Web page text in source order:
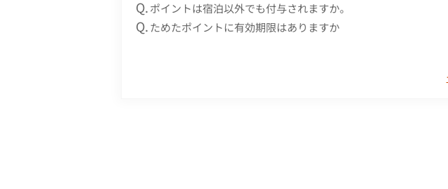
ポイントは宿泊以外でも付与されますか。
ためたポイントに有効期限はありますか